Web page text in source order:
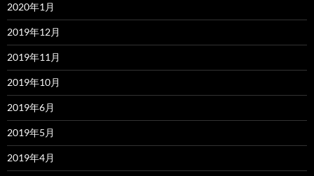
2020年1月
2019年12月
2019年11月
2019年10月
2019年6月
2019年5月
2019年4月